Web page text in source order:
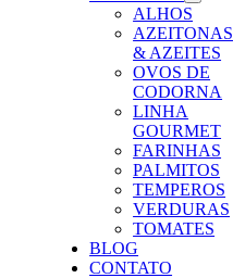
ALHOS
AZEITONAS
& AZEITES
OVOS DE
CODORNA
LINHA
GOURMET
FARINHAS
PALMITOS
TEMPEROS
VERDURAS
TOMATES
BLOG
CONTATO